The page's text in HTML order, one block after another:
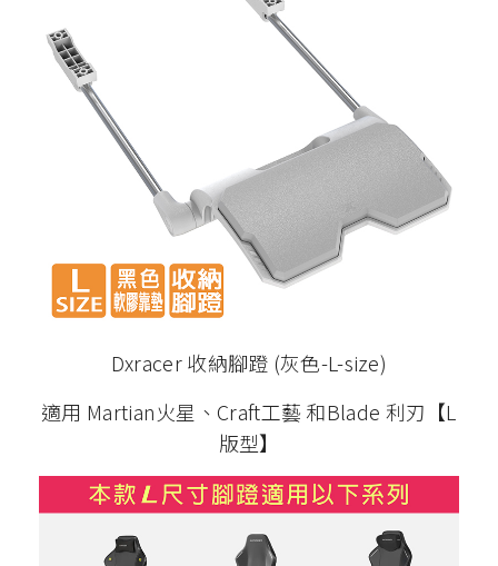
Dxracer 收納腳蹬 (灰色-L-size)
適用 Martian火星、Craft工藝 和Blade 利刃【L
版型】